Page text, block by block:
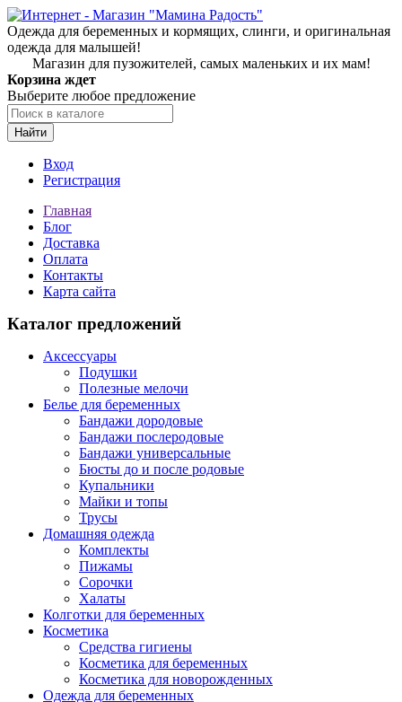
Одежда для беременных и кормящих, слинги, и оригинальная
одежда для малышей!
Магазин для пузожителей, самых маленьких и их мам!
Корзина ждет
Выберите любое предложение
Найти
Вход
Регистрация
Главная
Блог
Доставка
Оплата
Контакты
Карта сайта
Каталог предложений
Аксессуары
Подушки
Полезные мелочи
Белье для беременных
Бандажи дородовые
Бандажи послеродовые
Бандажи универсальные
Бюсты до и после родовые
Купальники
Майки и топы
Трусы
Домашняя одежда
Комплекты
Пижамы
Сорочки
Халаты
Колготки для беременных
Косметика
Cредства гигиены
Косметика для беременных
Косметика для новорожденных
Одежда для беременных